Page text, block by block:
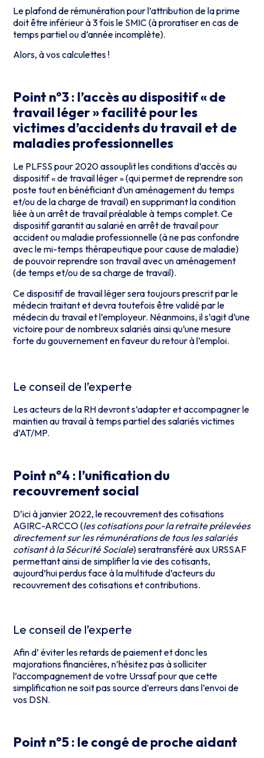
Le plafond de rémunération pour l’attribution de la prime
doit être inférieur à 3 fois le SMIC (à proratiser en cas de
temps partiel ou d’année incomplète).
Alors, à vos calculettes !
Point n°3 : l’accès au dispositif « de
travail léger » facilité pour les
victimes d’accidents du travail et de
maladies professionnelles
Le PLFSS pour 2020 assouplit les conditions d’accès au
dispositif « de travail léger » (qui permet de reprendre son
poste tout en bénéficiant d’un aménagement du temps
et/ou de la charge de travail) en supprimant la condition
liée à un arrêt de travail préalable à temps complet. Ce
dispositif garantit au salarié en arrêt de travail pour
accident ou maladie professionnelle (à ne pas confondre
avec le mi-temps thérapeutique pour cause de maladie)
de pouvoir reprendre son travail avec un aménagement
(de temps et/ou de sa charge de travail).
Ce dispositif de travail léger sera toujours prescrit par le
médecin traitant et devra toutefois être validé par le
médecin du travail et l’employeur. Néanmoins, il s’agit d’une
victoire pour de nombreux salariés ainsi qu’une mesure
forte du gouvernement en faveur du retour à l’emploi.
Le conseil de l’experte
Les acteurs de la RH devront s’adapter et accompagner le
maintien au travail à temps partiel des salariés victimes
d’AT/MP.
Point n°4 : l’unification du
recouvrement social
D’ici à janvier 2022, le recouvrement des cotisations
AGIRC-ARCCO (les cotisations pour la retraite prélevées
directement sur les rémunérations de tous les salariés
cotisant à la Sécurité Sociale) seratransféré aux URSSAF
permettant ainsi de simplifier la vie des cotisants,
aujourd’hui perdus face à la multitude d’acteurs du
recouvrement des cotisations et contributions.
Le conseil de l’experte
Afin d’ éviter les retards de paiement et donc les
majorations financières, n’hésitez pas à solliciter
l’accompagnement de votre Urssaf pour que cette
simplification ne soit pas source d’erreurs dans l’envoi de
vos DSN.
Point n°5 : le congé de proche aidant